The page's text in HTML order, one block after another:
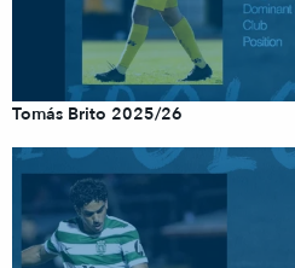
Tomás Brito 2025/26